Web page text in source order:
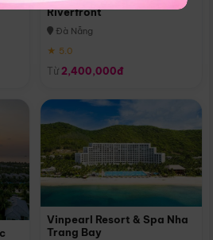
Riverfront
Đà Nẵng
★ 5.0
Từ 2,400,000đ
Vinpearl Resort & Spa Nha
Trang Bay